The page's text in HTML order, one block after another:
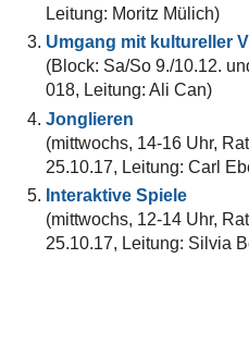
Leitung: Moritz Mülich)
Umgang mit kultureller
(Block: Sa/So 9./10.12.
018, Leitung: Ali Can)
Jonglieren
(mittwochs, 14-16 Uhr,
25.10.17, Leitung: Carl
Interaktive Spiele
(mittwochs, 12-14 Uhr,
25.10.17, Leitung: Silvia